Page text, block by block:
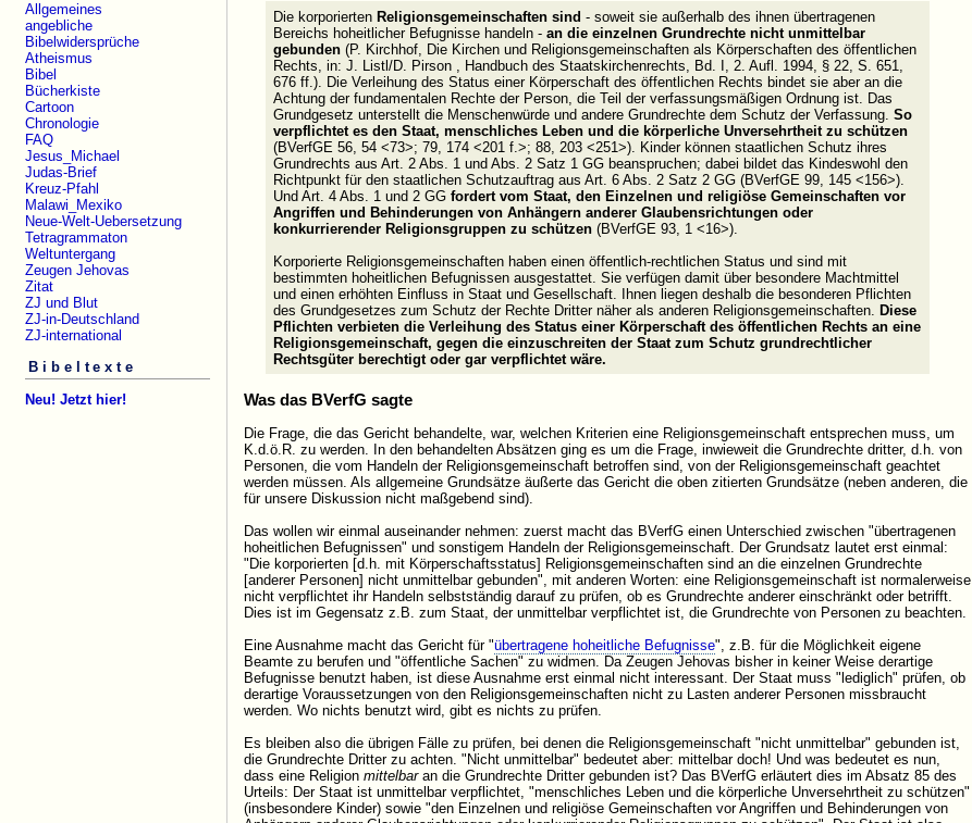
Allgemeines
angebliche
Bibelwidersprüche
Atheismus
Bibel
Bücherkiste
Cartoon
Chronologie
FAQ
Jesus_Michael
Judas-Brief
Kreuz-Pfahl
Malawi_Mexiko
Neue-Welt-Uebersetzung
Tetragrammaton
Weltuntergang
Zeugen Jehovas
Zitat
ZJ und Blut
ZJ-in-Deutschland
ZJ-international
Bibeltexte
Neu! Jetzt hier!
Die korporierten Religionsgemeinschaften sind - soweit sie außerhalb des ihnen übertragenen
Bereichs hoheitlicher Befugnisse handeln - an die einzelnen Grundrechte nicht unmittelbar
gebunden(P. Kirchhof, Die Kirchen und Religionsgemeinschaften als Körperschaften des öffentlichen
Rechts, in: J. Listl/D. Pirson , Handbuch des Staatskirchenrechts, Bd. I, 2. Aufl. 1994, § 22, S. 651,
676 ff.). Die Verleihung des Status einer Körperschaft des öffentlichen Rechts bindet sie aber an die
Achtung der fundamentalen Rechte der Person, die Teil der verfassungsmäßigen Ordnung ist. Das
Grundgesetz unterstellt die Menschenwürde und andere Grundrechte dem Schutz der Verfassung. So
verpflichtet es den Staat, menschliches Leben und die körperliche Unversehrtheit zu schützen
(BVerfGE 56, 54 <73>; 79, 174 <201 f.>; 88, 203 <251>). Kinder können staatlichen Schutz ihres
Grundrechts aus Art. 2 Abs. 1 und Abs. 2 Satz 1 GG beanspruchen; dabei bildet das Kindeswohl den
Richtpunkt für den staatlichen Schutzauftrag aus Art. 6 Abs. 2 Satz 2 GG (BVerfGE 99, 145 <156>).
Und Art. 4 Abs. 1 und 2 GG fordert vom Staat, den Einzelnen und religiöse Gemeinschaften vor
Angriffen und Behinderungen von Anhängern anderer Glaubensrichtungen oder
konkurrierender Religionsgruppen zu schützen (BVerfGE 93, 1 <16>).
Korporierte Religionsgemeinschaften haben einen öffentlich-rechtlichen Status und sind mit
bestimmten hoheitlichen Befugnissen ausgestattet. Sie verfügen damit über besondere Machtmittel
und einen erhöhten Einfluss in Staat und Gesellschaft. Ihnen liegen deshalb die besonderen Pflichten
des Grundgesetzes zum Schutz der Rechte Dritter näher als anderen Religionsgemeinschaften. Diese
Pflichten verbieten die Verleihung des Status einer Körperschaft des öffentlichen Rechts an eine
Religionsgemeinschaft, gegen die einzuschreiten der Staat zum Schutz grundrechtlicher
Rechtsgüter berechtigt oder gar verpflichtet wäre.
Was das BVerfG sagte
Die Frage, die das Gericht behandelte, war, welchen Kriterien eine Religionsgemeinschaft entsprechen muss, um
K.d.ö.R. zu werden. In den behandelten Absätzen ging es um die Frage, inwieweit die Grundrechte dritter, d.h. von
Personen, die vom Handeln der Religionsgemeinschaft betroffen sind, von der Religionsgemeinschaft geachtet
werden müssen. Als allgemeine Grundsätze äußerte das Gericht die oben zitierten Grundsätze (neben anderen, die
für unsere Diskussion nicht maßgebend sind).
Das wollen wir einmal auseinander nehmen: zuerst macht das BVerfG einen Unterschied zwischen "übertragenen
hoheitlichen Befugnissen" und sonstigem Handeln der Religionsgemeinschaft. Der Grundsatz lautet erst einmal:
"Die korporierten [d.h. mit Körperschaftsstatus] Religionsgemeinschaften sind an die einzelnen Grundrechte
[anderer Personen] nicht unmittelbar gebunden", mit anderen Worten: eine Religionsgemeinschaft ist normalerweise
nicht verpflichtet ihr Handeln selbstständig darauf zu prüfen, ob es Grundrechte anderer einschränkt oder betrifft.
Dies ist im Gegensatz z.B. zum Staat, der unmittelbar verpflichtet ist, die Grundrechte von Personen zu beachten.
Eine Ausnahme macht das Gericht für "übertragene hoheitliche Befugnisse", z.B. für die Möglichkeit eigene
Beamte zu berufen und "öffentliche Sachen" zu widmen. Da Zeugen Jehovas bisher in keiner Weise derartige
Befugnisse benutzt haben, ist diese Ausnahme erst einmal nicht interessant. Der Staat muss "lediglich" prüfen, ob
derartige Voraussetzungen von den Religionsgemeinschaften nicht zu Lasten anderer Personen missbraucht
werden. Wo nichts benutzt wird, gibt es nichts zu prüfen.
Es bleiben also die übrigen Fälle zu prüfen, bei denen die Religionsgemeinschaft "nicht unmittelbar" gebunden ist,
die Grundrechte Dritter zu achten. "Nicht unmittelbar" bedeutet aber: mittelbar doch! Und was bedeutet es nun,
dass eine Religion mittelbaran die Grundrechte Dritter gebunden ist? Das BVerfG erläutert dies im Absatz 85 des
Urteils: Der Staat ist unmittelbar verpflichtet, "menschliches Leben und die körperliche Unversehrtheit zu schützen"
(insbesondere Kinder) sowie "den Einzelnen und religiöse Gemeinschaften vor Angriffen und Behinderungen von